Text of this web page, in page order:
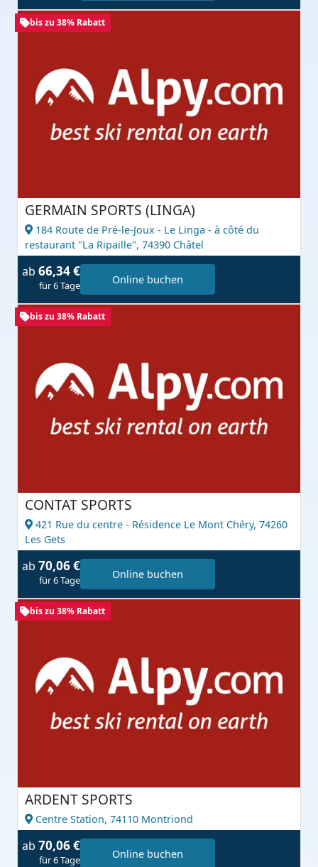
bis zu 38% Rabatt
GERMAIN SPORTS (LINGA)
184 Route de Pré-le-Joux - Le Linga - à côté du
restaurant "La Ripaille", 74390 Châtel
ab 66,34 €
für 6 Tage Online buchen
bis zu 38% Rabatt
CONTAT SPORTS
421 Rue du centre - Résidence Le Mont Chéry, 74260
Les Gets
ab 70,06 €
für 6 Tage Online buchen
bis zu 38% Rabatt
ARDENT SPORTS
Centre Station, 74110 Montriond
ab 70,06 €
für 6 Tage Online buchen